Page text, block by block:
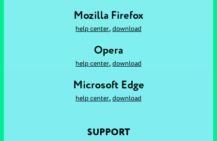
Mozilla Firefox
help center, download
Opera
help center, download
Microsoft Edge
help center, download
SUPPORT